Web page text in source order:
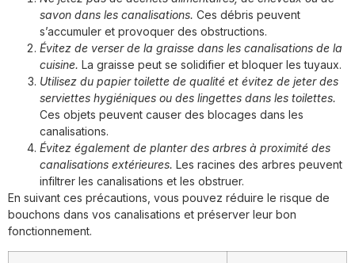
savon dans les canalisations. Ces débris peuvent
s’accumuler et provoquer des obstructions.
Évitez de verser de la graisse dans les canalisations de la
cuisine. La graisse peut se solidifier et bloquer les tuyaux.
Utilisez du papier toilette de qualité et évitez de jeter des
serviettes hygiéniques ou des lingettes dans les toilettes.
Ces objets peuvent causer des blocages dans les
canalisations.
Évitez également de planter des arbres à proximité des
canalisations extérieures. Les racines des arbres peuvent
infiltrer les canalisations et les obstruer.
En suivant ces précautions, vous pouvez réduire le risque de
bouchons dans vos canalisations et préserver leur bon
fonctionnement.